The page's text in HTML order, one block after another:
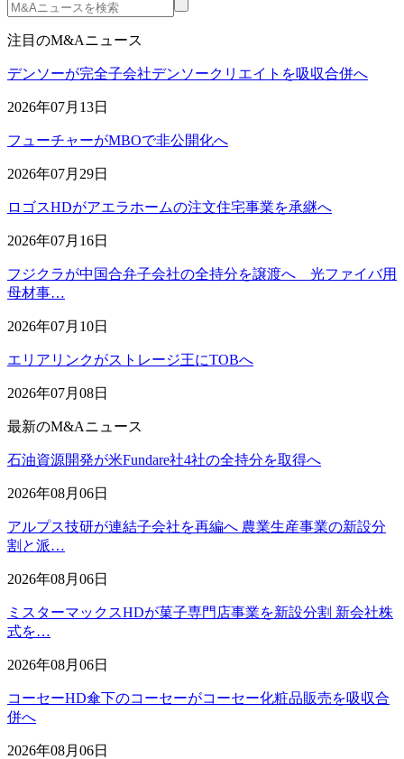
注目のM&Aニュース
デンソーが完全子会社デンソークリエイトを吸収合併へ
2026年07月13日
フューチャーがMBOで非公開化へ
2026年07月29日
ロゴスHDがアエラホームの注文住宅事業を承継へ
2026年07月16日
フジクラが中国合弁子会社の全持分を譲渡へ 光ファイバ用
母材事…
2026年07月10日
エリアリンクがストレージ王にTOBへ
2026年07月08日
最新のM&Aニュース
石油資源開発が米Fundare社4社の全持分を取得へ
2026年08月06日
アルプス技研が連結子会社を再編へ 農業生産事業の新設分
割と派…
2026年08月06日
ミスターマックスHDが菓子専門店事業を新設分割 新会社株
式を…
2026年08月06日
コーセーHD傘下のコーセーがコーセー化粧品販売を吸収合
併へ
2026年08月06日